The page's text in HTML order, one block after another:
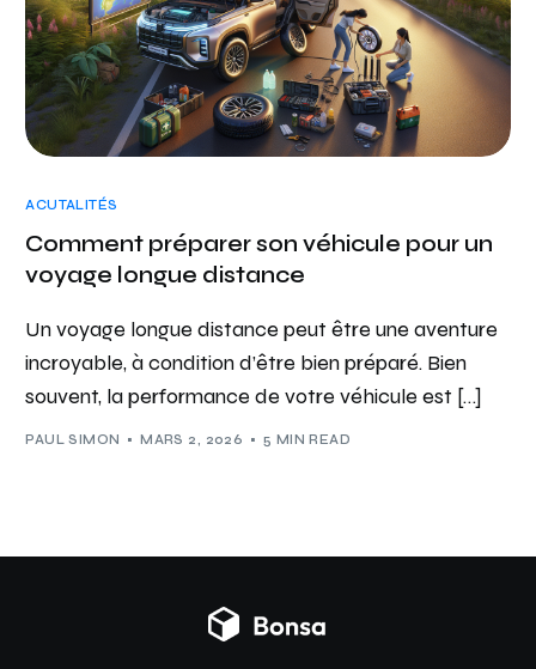
ACUTALITÉS
Comment préparer son véhicule pour un
voyage longue distance
Un voyage longue distance peut être une aventure
incroyable, à condition d’être bien préparé. Bien
souvent, la performance de votre véhicule est […]
PAUL SIMON MARS 2, 2026 5 MIN READ